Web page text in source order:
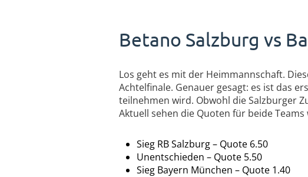
Betano Salzburg vs
Los geht es mit der Heimmannschaft.
Achtelfinale. Genauer gesagt: es ist das
teilnehmen wird. Obwohl die Salzburger
Aktuell sehen die Quoten für beide Teams
Sieg RB Salzburg – Quote 6.50
Unentschieden – Quote 5.50
Sieg Bayern München – Quote 1.40